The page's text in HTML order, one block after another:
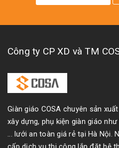
Công ty CP XD và TM
Giàn giáo COSA chuyên sản
xây dựng, phụ kiện giàn giáo
... lưới an toàn giá rẻ tại Hà Nội.